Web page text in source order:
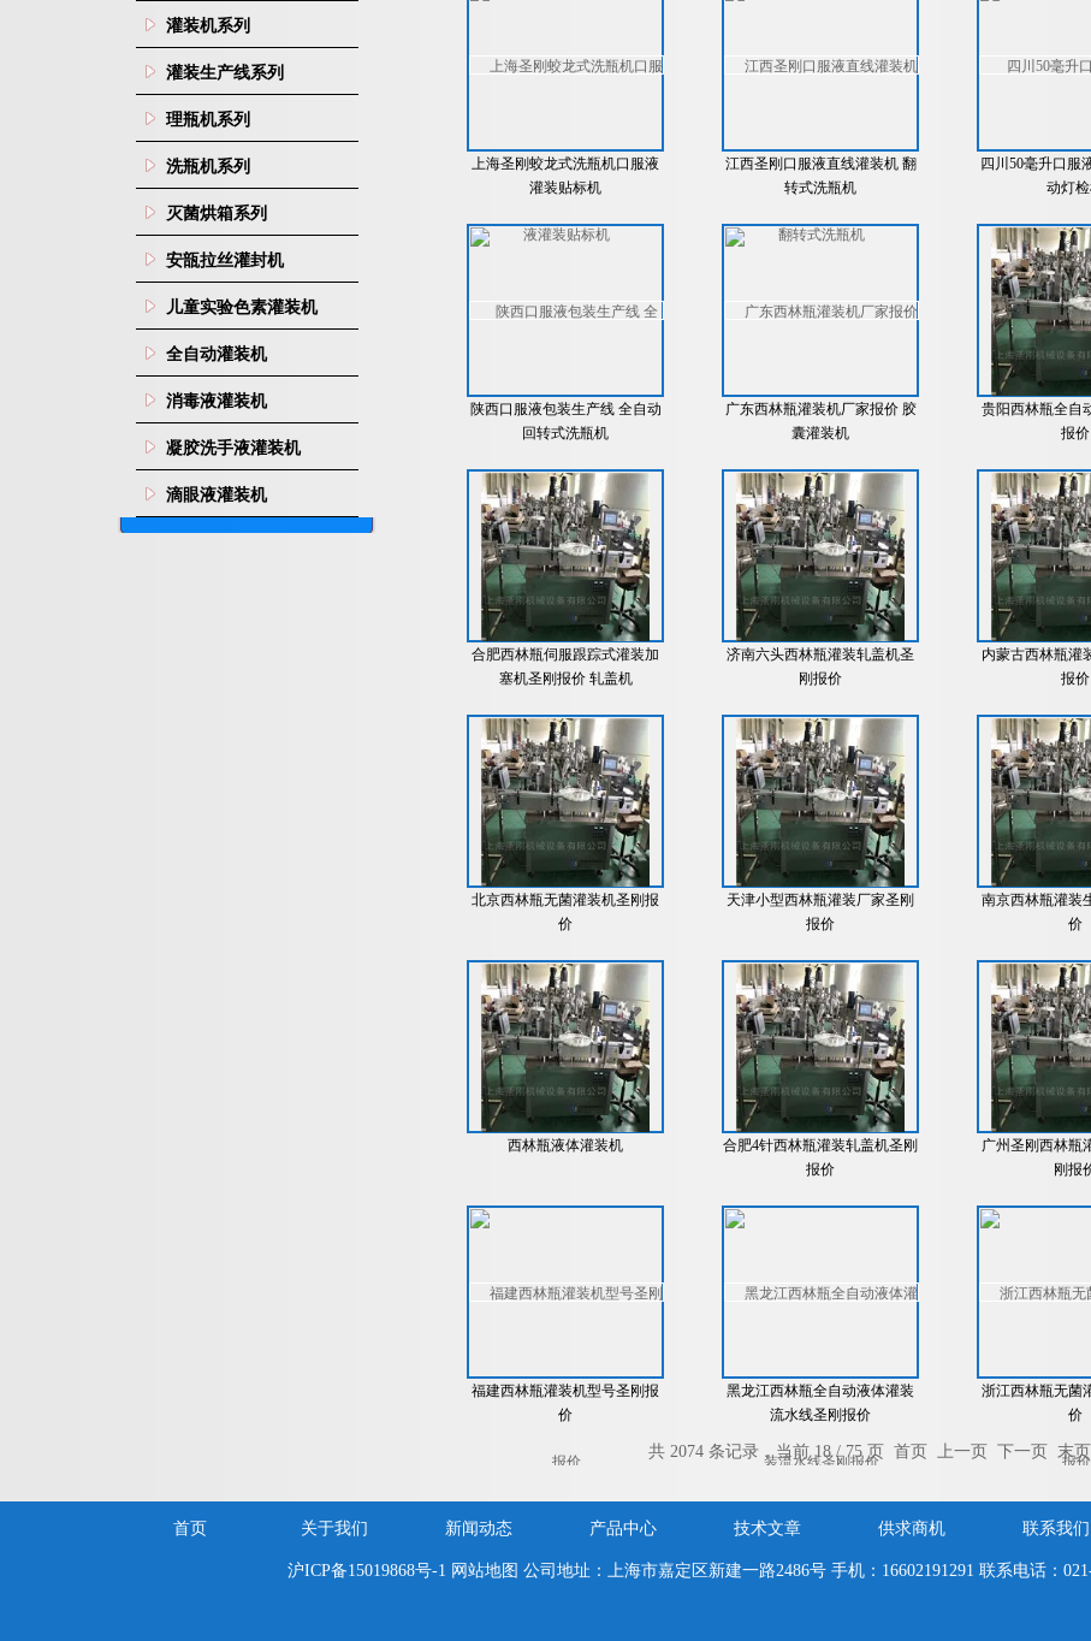
灌装机系列
灌装生产线系列
理瓶机系列
洗瓶机系列
灭菌烘箱系列
安瓿拉丝灌封机
儿童实验色素灌装机
全自动灌装机
消毒液灌装机
凝胶洗手液灌装机
滴眼液灌装机
上海圣刚蛟龙式洗瓶机口服液
灌装贴标机
江西圣刚口服液直线灌装机 翻
转式洗瓶机
四川50毫升口服
动灯
陕西口服液包装生产线 全自动
回转式洗瓶机
广东西林瓶灌装机厂家报价 胶
囊灌装机
贵阳西林瓶全自
报价
合肥西林瓶伺服跟踪式灌装加
塞机圣刚报价 轧盖机
济南六头西林瓶灌装轧盖机圣
刚报价
内蒙古西林瓶灌
报价
北京西林瓶无菌灌装机圣刚报
价
天津小型西林瓶灌装厂家圣刚
报价
南京西林瓶灌装
价
西林瓶液体灌装机
合肥4针西林瓶灌装轧盖机圣刚
报价
广州圣刚西林瓶
刚报
福建西林瓶灌装机型号圣刚报
价
黑龙江西林瓶全自动液体灌装
流水线圣刚报价
浙江西林瓶无菌
价
共 2074 条记录，当前 18 / 75 页 首页 上一页 下一页 末页
首页 关于我们 新闻动态 产品中心 技术文章 供求商机 联系我们
沪ICP备15019868号-1 网站地图 公司地址：上海市嘉定区新建一路2486号 手机：16602191291 联系电话：